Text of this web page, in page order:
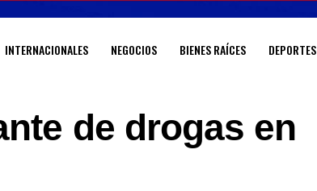
INTERNACIONALES NEGOCIOS BIENES RAÍCES DEPORTES
de drogas en